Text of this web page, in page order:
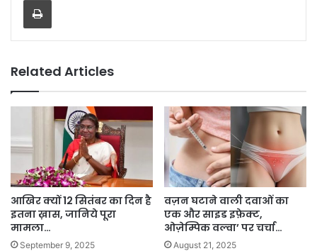
Related Articles
आखिर क्यों 12 सितंबर का दिन है
इतना ख़ास, जानिये पूरा
मामला…
September 9, 2025
वज़न घटाने वाली दवाओं का
एक और साइड इफ़ेक्ट,
ओज़ेम्पिक वल्वा’ पर चर्चा…
August 21, 2025